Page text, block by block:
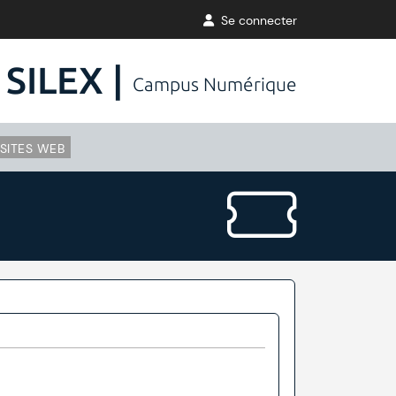
Se connecter
SILEX | Campus Numérique
WEB